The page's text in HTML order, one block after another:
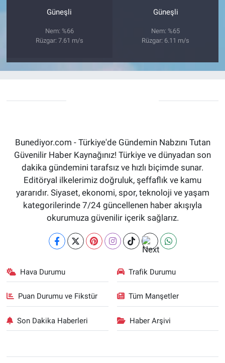
Güneşli
Nem: %66
Rüzgar: 7.61 m/s
Güneşli
Nem: %65
Rüzgar: 6.11 m/s
Bunediyor.com - Türkiye'de Gündemin Nabzını Tutan
Güvenilir Haber Kaynağınız! Türkiye ve dünyadan son
dakika gündemini tarafsız ve hızlı biçimde sunar.
Editöryal ilkelerimiz doğruluk, şeffaflık ve kamu
yararıdır. Siyaset, ekonomi, spor, teknoloji ve yaşam
kategorilerinde 7/24 güncellenen haber akışıyla
okurumuza güvenilir içerik sağlarız.
Hava Durumu Trafik Durumu
Puan Durumu ve Fikstür Tüm Manşetler
Son Dakika Haberleri Haber Arşivi